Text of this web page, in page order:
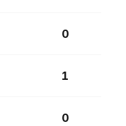
0
1
0